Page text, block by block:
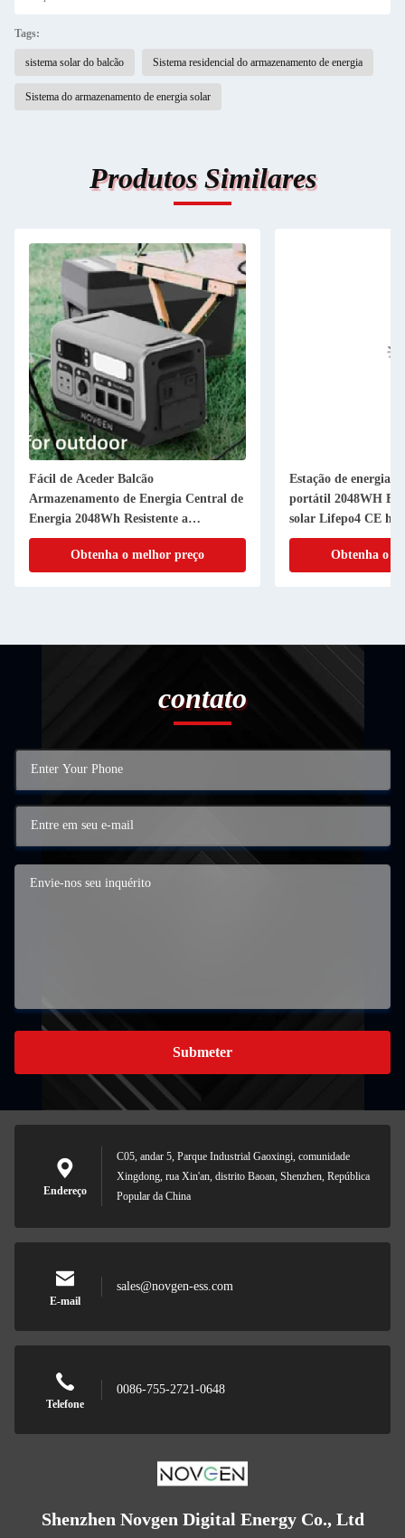
Tags:
sistema solar do balcão Sistema residencial do armazenamento de energia
Sistema do armazenamento de energia solar
Produtos Similares
Fácil de Aceder Balcão
Armazenamento de Energia Central de
Energia 2048Wh Resistente a
intempéries
Obtenha o melhor preço
Estação de energia
portátil 2048WH
solar Lifepo4 CE
Obtenha o
contato
Submeter
Endereço
C05, andar 5, Parque Industrial Gaoxingi, comunidade
Xingdong, rua Xin'an, distrito Baoan, Shenzhen, República
Popular da China
E-mail
sales@novgen-ess.com
Telefone
0086-755-2721-0648
Shenzhen Novgen Digital Energy Co., Ltd